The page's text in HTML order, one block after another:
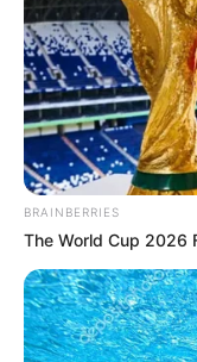
Burg
Eine
die
im
nie erobert oder
Burg
auf
der imposanten
BRAINBERRIES
The World Cup 2026